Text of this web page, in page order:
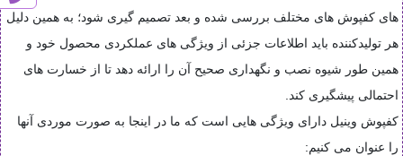
های کفپوش های مختلف بررسی شده و بعد تصمیم گیری شود؛ به همین دلیل
هر تولیدکننده باید اطلاعات جزئی از ویژگی های عملکردی محصول خود و
همین طور شیوه نصب و نگهداری صحیح آن را ارائه دهد تا از خسارت های
احتمالی پیشگیری کند.
کفپوش وینیل دارای ویژگی هایی است که ما در اینجا به صورت موردی آنها
را عنوان می کنیم: